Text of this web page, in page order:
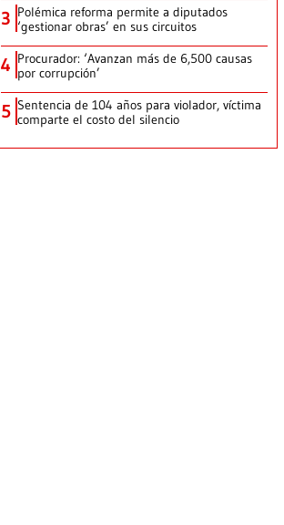
3 Polémica reforma permite a diputados
‘gestionar obras’ en sus circuitos
4 Procurador: ‘Avanzan más de 6,500 causas
por corrupción’
5 Sentencia de 104 años para violador, víctima
comparte el costo del silencio